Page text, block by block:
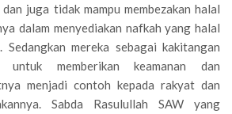
juga tidak mampu membezakan halal
dalam menyediakan nafkah yang halal
mereka sebagai kakitangan
untuk memberikan keamanan dan
menjadi contoh kepada rakyat dan
Sabda Rasulullah SAW yang